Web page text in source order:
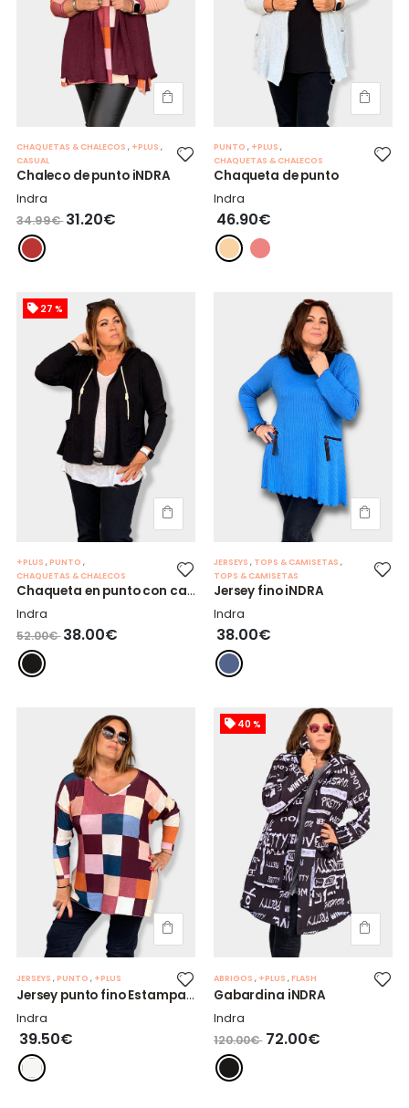
CHAQUETAS & CHALECOS , +PLUS ,
CASUAL
Chaleco de punto iNDRA
Indra
34.99€ 31.20€
PUNTO , +PLUS ,
CHAQUETAS & CHALECOS
Chaqueta de punto
Indra
46.90€
27 %
+PLUS ,PUNTO ,
CHAQUETAS & CHALECOS
Chaqueta en punto con capucha.
Indra
52.00€ 38.00€
JERSEYS , TOPS & CAMISETAS ,
TOPS & CAMISETAS
Jersey fino iNDRA
Indra
38.00€
JERSEYS ,PUNTO , +PLUS
Jersey punto fino Estampado
Indra
39.50€
40 %
ABRIGOS , +PLUS ,FLASH
Gabardina iNDRA
Indra
120.00€ 72.00€